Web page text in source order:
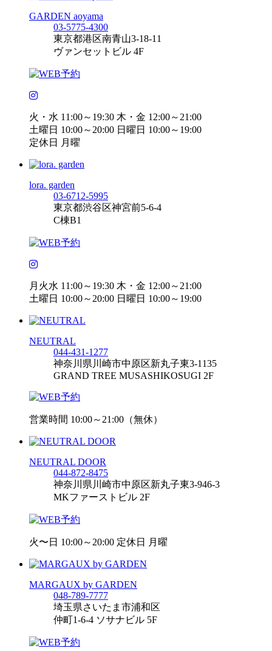
GARDEN aoyama
03-5775-4300
東京都港区南青山3-18-11
ヴァンセットビル 4F
火・水 11:00～19:30 木・金 12:00～21:00
土曜日 10:00～20:00 日曜日 10:00～19:00
定休日 月曜
lora. garden
03-6712-5995
東京都渋谷区神宮前5-6-4
C棟B1
月火水 11:00～19:30 木・金 12:00～21:00
土曜日 10:00～20:00 日曜日 10:00～19:00
NEUTRAL
044-431-1277
神奈川県川崎市中原区新丸子東3-1135
GRAND TREE MUSASHIKOSUGI 2F
営業時間 10:00～21:00（無休）
NEUTRAL DOOR
044-872-8475
神奈川県川崎市中原区新丸子東3-946-3
MKファーストビル 2F
火〜日 10:00～20:00 定休日 月曜
MARGAUX by GARDEN
048-789-7777
埼玉県さいたま市浦和区
仲町1-6-4 ソサナビル 5F